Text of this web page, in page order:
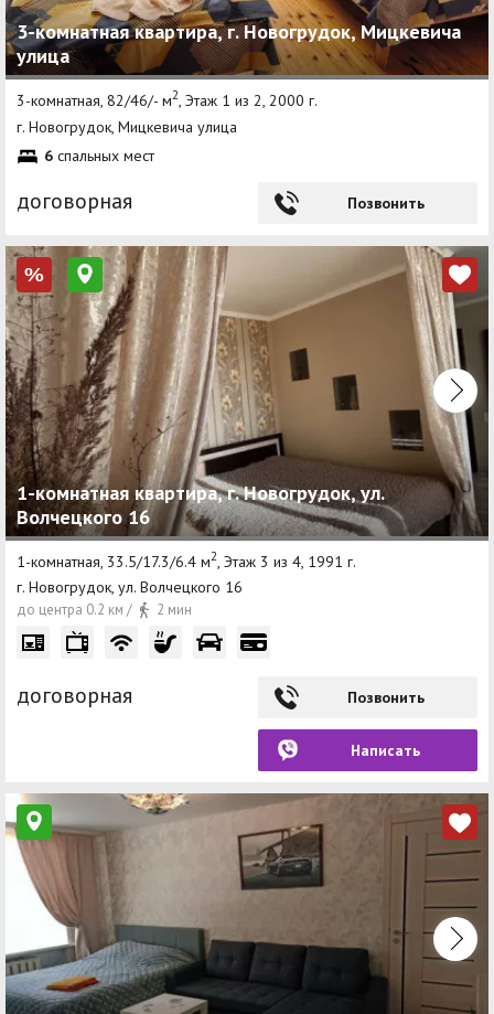
3-комнатная квартира, г. Новогрудок, Мицкевича
улица
3-комнатная, 82/46/- м2, Этаж 1 из 2, 2000 г.
г. Новогрудок, Мицкевича улица
6 спальных мест
договорная Позвонить
%
1-комнатная квартира, г. Новогрудок, ул.
Волчецкого 16
1-комнатная, 33.5/17.3/6.4 м2 , Этаж 3 из 4, 1991 г.
г. Новогрудок, ул. Волчецкого 16
до центра 0.2 км / 2 мин
договорная Позвонить
Написать